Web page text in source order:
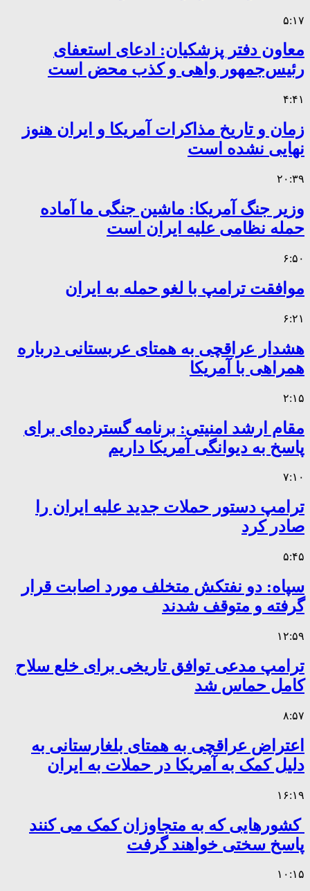
۵:۱۷
معاون دفتر پزشکیان: ادعای استعفای
رئیس‌جمهور واهی و کذب محض است
۴:۴۱
زمان و تاریخ مذاکرات آمریکا و ایران هنوز
نهایی نشده است
۲۰:۳۹
وزیر جنگ آمریکا: ماشین جنگی ما آماده
حمله نظامی علیه ایران است
۶:۵۰
موافقت ترامپ با لغو حمله به ایران
۶:۲۱
هشدار عراقچی به همتای عربستانی درباره
همراهی با آمریکا
۲:۱۵
مقام ارشد امنیتی: برنامه گسترده‌ای برای
پاسخ به دیوانگی آمریکا داریم
۷:۱۰
ترامپ دستور حملات جدید علیه ایران را
صادر کرد
۵:۴۵
سپاه: دو نفتکش متخلف مورد اصابت قرار
گرفته و متوقف شدند
۱۲:۵۹
ترامپ مدعی توافق تاریخی برای خلع سلاح
کامل حماس شد
۸:۵۷
اعتراض عراقچی به همتای بلغارستانی به
دلیل کمک به آمریکا در حملات به ایران
۱۶:۱۹
کشورهایی که به متجاوزان کمک می کنند
پاسخ سختی خواهند گرفت
۱۰:۱۵